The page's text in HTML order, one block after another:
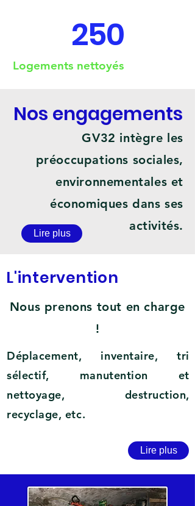
250
Logements nettoyés
Nos engagements
Lire plus
GV32 intègre les
préoccupations sociales,
environnementales et
économiques dans ses
activités.
L'intervention
Nous prenons tout en charge
!
Déplacement, inventaire, tri
sélectif, manutention et
nettoyage, destruction,
recyclage, etc.
Lire plus